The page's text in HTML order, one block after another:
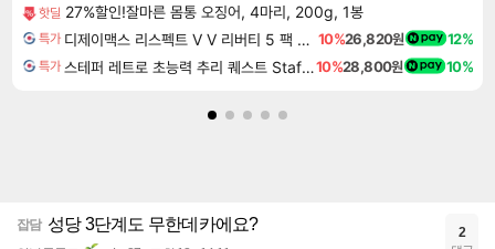
핫딜 27%할인!잘마른 몸통 오징어, 4마리, 200g, 1봉
특가 디제이맥스 리스펙트 V V 리버티 5 팩 DJMAX RESPECT V V Liberty 5 Pack DLC 10%26,820원 12%
특가 스테퍼 레트로 초능력 추리 퀘스트 Staffer Retro A Supernatural Mystery Quest10%28,800원 10%
잡담 성당 3단계도 무한데카에요? 2